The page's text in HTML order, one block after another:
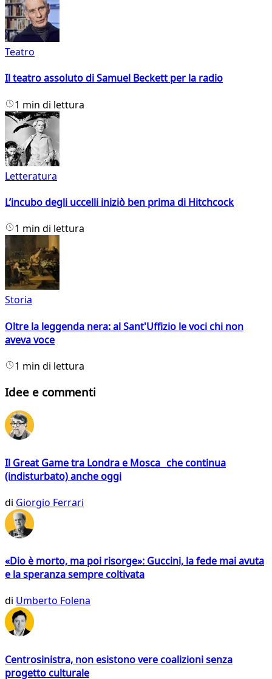
Teatro
Il teatro assoluto di Samuel Beckett per la radio
1 min di lettura
Letteratura
L’incubo degli uccelli iniziò ben prima di Hitchcock
1 min di lettura
Storia
Oltre la leggenda nera: al Sant'Uffizio le voci chi non
aveva voce
1 min di lettura
Idee e commenti
Il Great Game tra Londra e Mosca che continua
(indisturbato) anche oggi
di Giorgio Ferrari
«Dio è morto, ma poi risorge»: Guccini, la fede mai avuta
e la speranza sempre coltivata
di Umberto Folena
Centrosinistra, non esistono vere coalizioni senza
progetto culturale